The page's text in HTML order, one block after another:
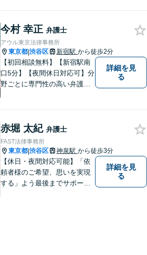
業法務・借金・刑事事件・労
働トラブル・離婚問題などお
悩みのことはぜひご相談下さ
い。
今村 幸正 弁護士
アウル東京法律事務所
東京都|渋谷区 新宿駅 から徒歩2分
【初回相談無料】【新宿駅南
口5分】【夜間休日対応可】分
野ごとに専門性の高い弁護士
詳細を見
る
赤堀 太紀 弁護士
FAST法律事務所
東京都|渋谷区 神泉駅 から徒歩3分
【休日・夜間対応可能】「依
頼者様のご希望、思いを実現
する」よう最後までサポート
詳細を見
る